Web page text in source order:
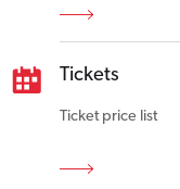
Tickets
Ticket price list